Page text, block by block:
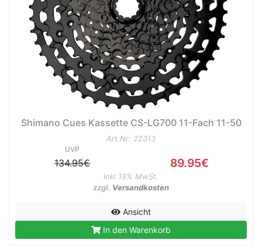
Shimano Cues Kassette CS-LG700 11-Fach 11-50
Art.Nr: 22313
UVP
134.95€ 89.95€
Inkl 19% MwSt.
zzgl. Versandkosten
Ansicht
In den Warenkorb